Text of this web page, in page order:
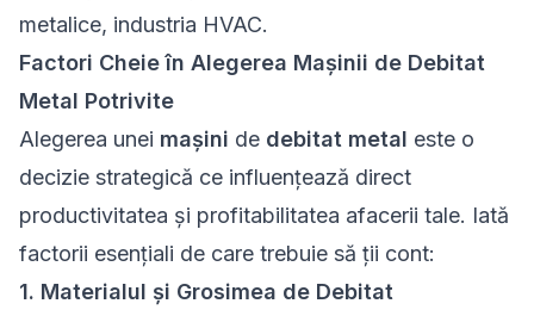
metalice, industria HVAC.
Factori Cheie în Alegerea Mașinii de Debitat
Metal Potrivite
Alegerea unei mașini de debitat metal este o
decizie strategică ce influențează direct
productivitatea și profitabilitatea afacerii tale. Iată
factorii esențiali de care trebuie să ții cont:
1. Materialul și Grosimea de Debitat